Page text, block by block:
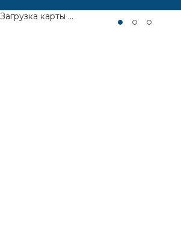
Загрузка карты ...